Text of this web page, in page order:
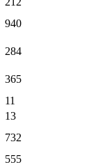
940
284
365
11
13
732
555